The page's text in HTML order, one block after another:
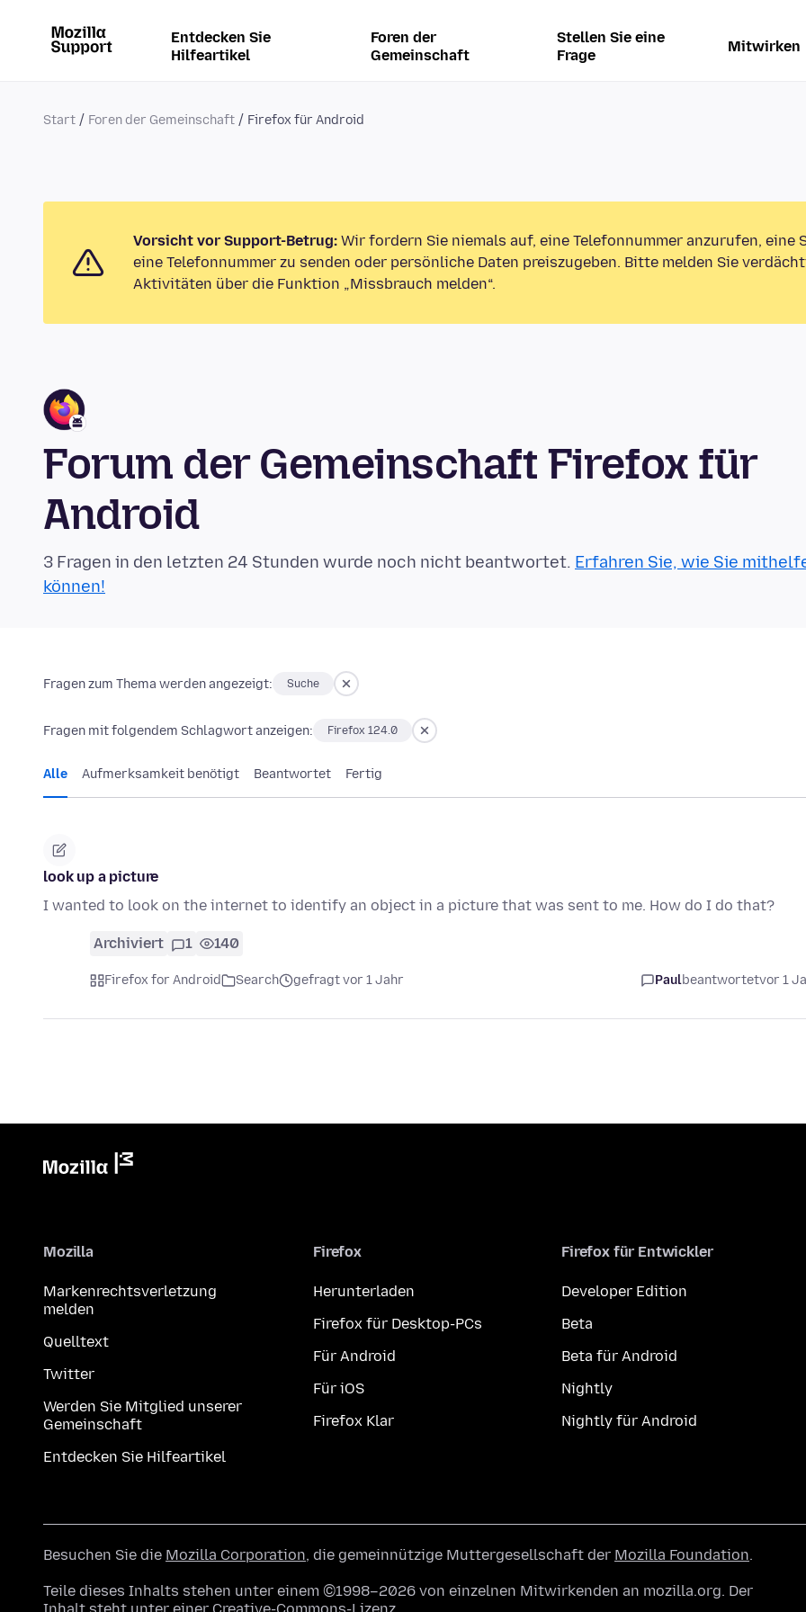
Entdecken Sie
Hilfeartikel
Foren der
Gemeinschaft
Stellen Sie eine
Frage
Mitwirken
Start Foren der Gemeinschaft Firefox für Android
Vorsicht vor Support-Betrug: Wir fordern Sie niemals auf, eine Telefonnummer anzurufen, eine
eine Telefonnummer zu senden oder persönliche Daten preiszugeben. Bitte melden Sie
Aktivitäten über die Funktion „Missbrauch melden“.
Forum der Gemeinschaft Firefox für
Android
3 Fragen in den letzten 24 Stunden wurde noch nicht beantwortet. Erfahren Sie, wie Sie
können!
Fragen zum Thema werden angezeigt: Suche
Fragen mit folgendem Schlagwort anzeigen: Firefox 124.0
Alle Aufmerksamkeit benötigt Beantwortet Fertig
look up a picture
I wanted to look on the internet to identify an object in a picture that was sent to me. How do I do that?
Archiviert 1 140
Firefox for Android Search gefragt vor 1 Jahr Paulbeantwortetvor 1
Mozilla
Markenrechtsverletzung
melden
Quelltext
Twitter
Werden Sie Mitglied unserer
Gemeinschaft
Entdecken Sie Hilfeartikel
Firefox
Herunterladen
Firefox für Desktop-PCs
Für Android
Für iOS
Firefox Klar
Firefox für Entwickler
Developer Edition
Beta
Beta für Android
Nightly
Nightly für Android
Besuchen Sie die Mozilla Corporation, die gemeinnützige Muttergesellschaft der Mozilla Foundation.
Teile dieses Inhalts stehen unter einem ©1998–2026 von einzelnen Mitwirkenden an mozilla.org. Der